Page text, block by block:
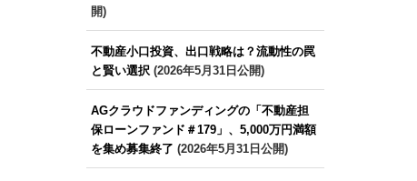
開)
不動産小口投資、出口戦略は？流動性の罠
と賢い選択(2026年5月31日公開)
AGクラウドファンディングの「不動産担
保ローンファンド＃179」、5,000万円満額
を集め募集終了 (2026年5月31日公開)